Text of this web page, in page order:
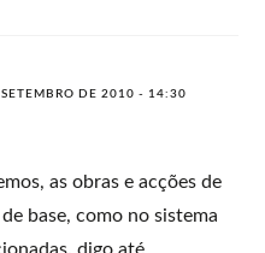
DE 2010 - 14:30
as obras e acções de
base, como no sistema
digo até